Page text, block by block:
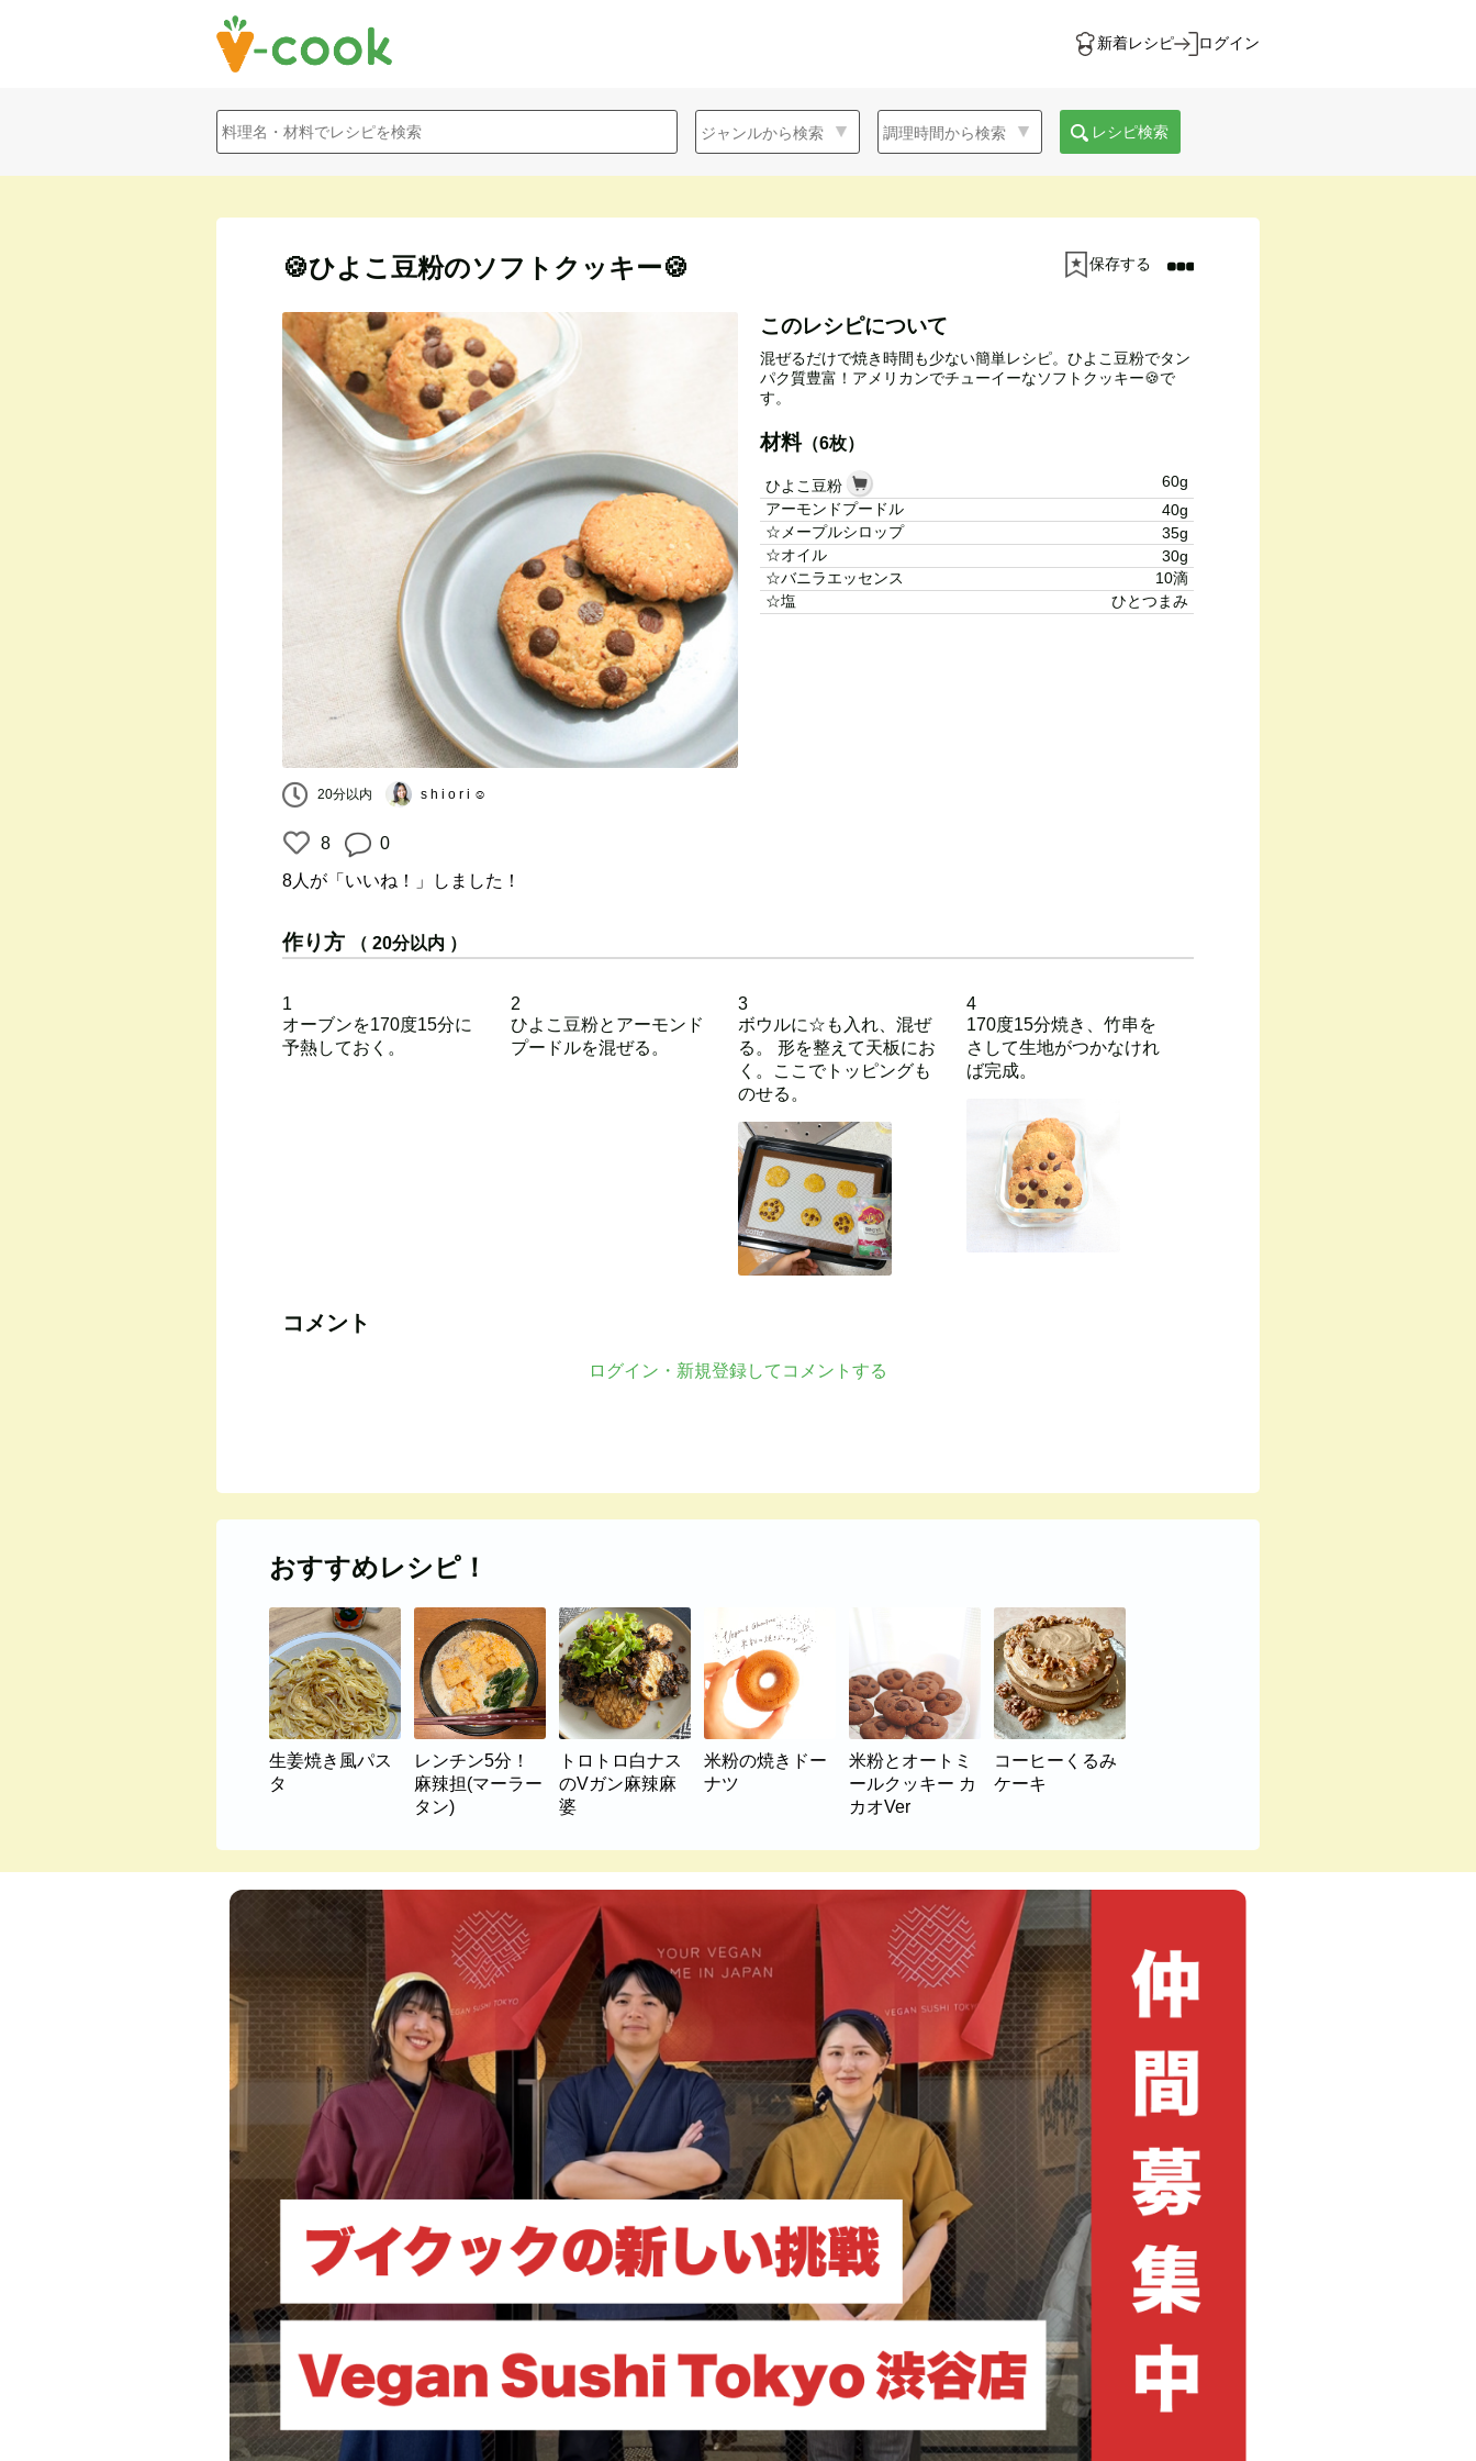
新着レシピ ログイン
レシピ検索
🍪ひよこ豆粉のソフトクッキー🍪 保存する
20分以内 s h i o r i ☺︎
8 0
8人 が「いいね！」しました！
このレシピについて
混ぜるだけで焼き時間も少ない簡単レシピ。ひよこ豆粉でタン
パク質豊富！アメリカンでチューイーなソフトクッキー🍪で
す。
材料（6枚）
ひよこ豆粉
60g
アーモンドプードル
40g
☆メープルシロップ
35g
☆オイル
30g
☆バニラエッセンス
10滴
☆塩
ひとつまみ
作り方 （ 20分以内 ）
1
オーブンを170度15分に
予熱しておく。
2
ひよこ豆粉とアーモンド
プードルを混ぜる。
3
ボウルに☆も入れ、混ぜ
る。 形を整えて天板にお
く。ここでトッピングも
のせる。
4
170度15分焼き、竹串を
さして生地がつかなけれ
ば完成。
コメント
ログイン・新規登録してコメントする
おすすめレシピ！
生姜焼き風パス
タ
レンチン5分！
麻辣担(マーラー
タン)
トロトロ白ナス
のVガン麻辣麻
婆
米粉の焼きドー
ナツ
米粉とオートミ
ールクッキー カ
カオVer
コーヒーくるみ
ケーキ